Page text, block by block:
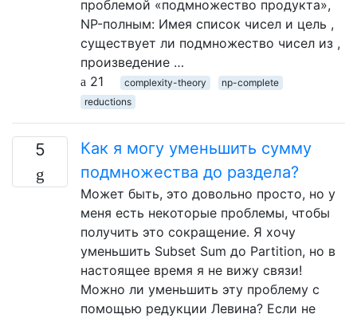
проблемой «подмножество продукта»,
NP-полным: Имея список чисел и цель ,
существует ли подмножество чисел из ,
произведение …
21
complexity-theory
np-complete
reductions
5
Как я могу уменьшить сумму
подмножества до раздела?
Может быть, это довольно просто, но у
меня есть некоторые проблемы, чтобы
получить это сокращение. Я хочу
уменьшить Subset Sum до Partition, но в
настоящее время я не вижу связи!
Можно ли уменьшить эту проблему с
помощью редукции Левина? Если не